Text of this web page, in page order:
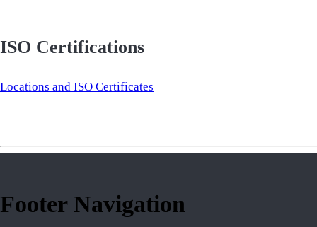
ISO Certifications
Locations and ISO Certificates
Footer Navigation